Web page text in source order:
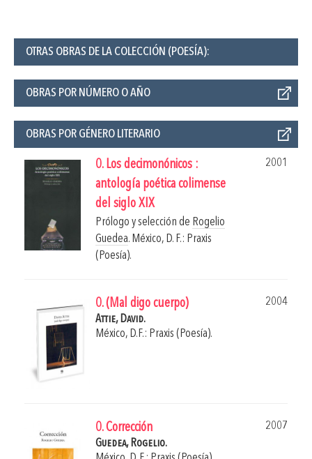
OTRAS OBRAS DE LA COLECCIÓN (POESÍA):
OBRAS POR NÚMERO O AÑO
OBRAS POR GÉNERO LITERARIO
0. Los decimonónicos :
antología poética colimense
del siglo XIX
2001
Prólogo y selección de Rogelio
Guedea. México, D. F.: Praxis
(Poesía).
0. (Mal digo cuerpo)
2004
Attie, David.
México, D.F.: Praxis (Poesía).
0. Corrección
2007
Guedea, Rogelio.